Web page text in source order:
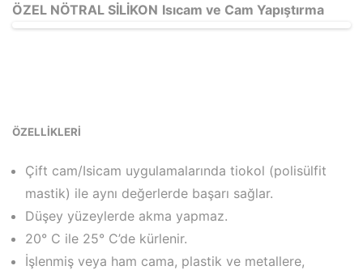
ÖZEL NÖTRAL SİLİKON Isıcam ve Cam Yapıştırma
ÖZELLİKLERİ
Çift cam/Isicam uygulamalarında tiokol (polisülfit
mastik) ile aynı değerlerde başarı sağlar.
Düşey yüzeylerde akma yapmaz.
20° C ile 25° C’de kürlenir.
İşlenmiş veya ham cama, plastik ve metallere,